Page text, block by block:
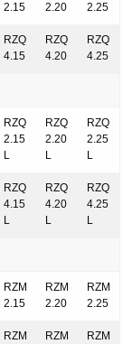
2.15
2.20
2.25
RZQ
4.15
RZQ
4.20
RZQ
4.25
RZQ
2.15
L
RZQ
2.20
L
RZQ
2.25
L
RZQ
4.15
L
RZQ
4.20
L
RZQ
4.25
L
RZM
2.15
RZM
2.20
RZM
2.25
RZM
RZM
RZM